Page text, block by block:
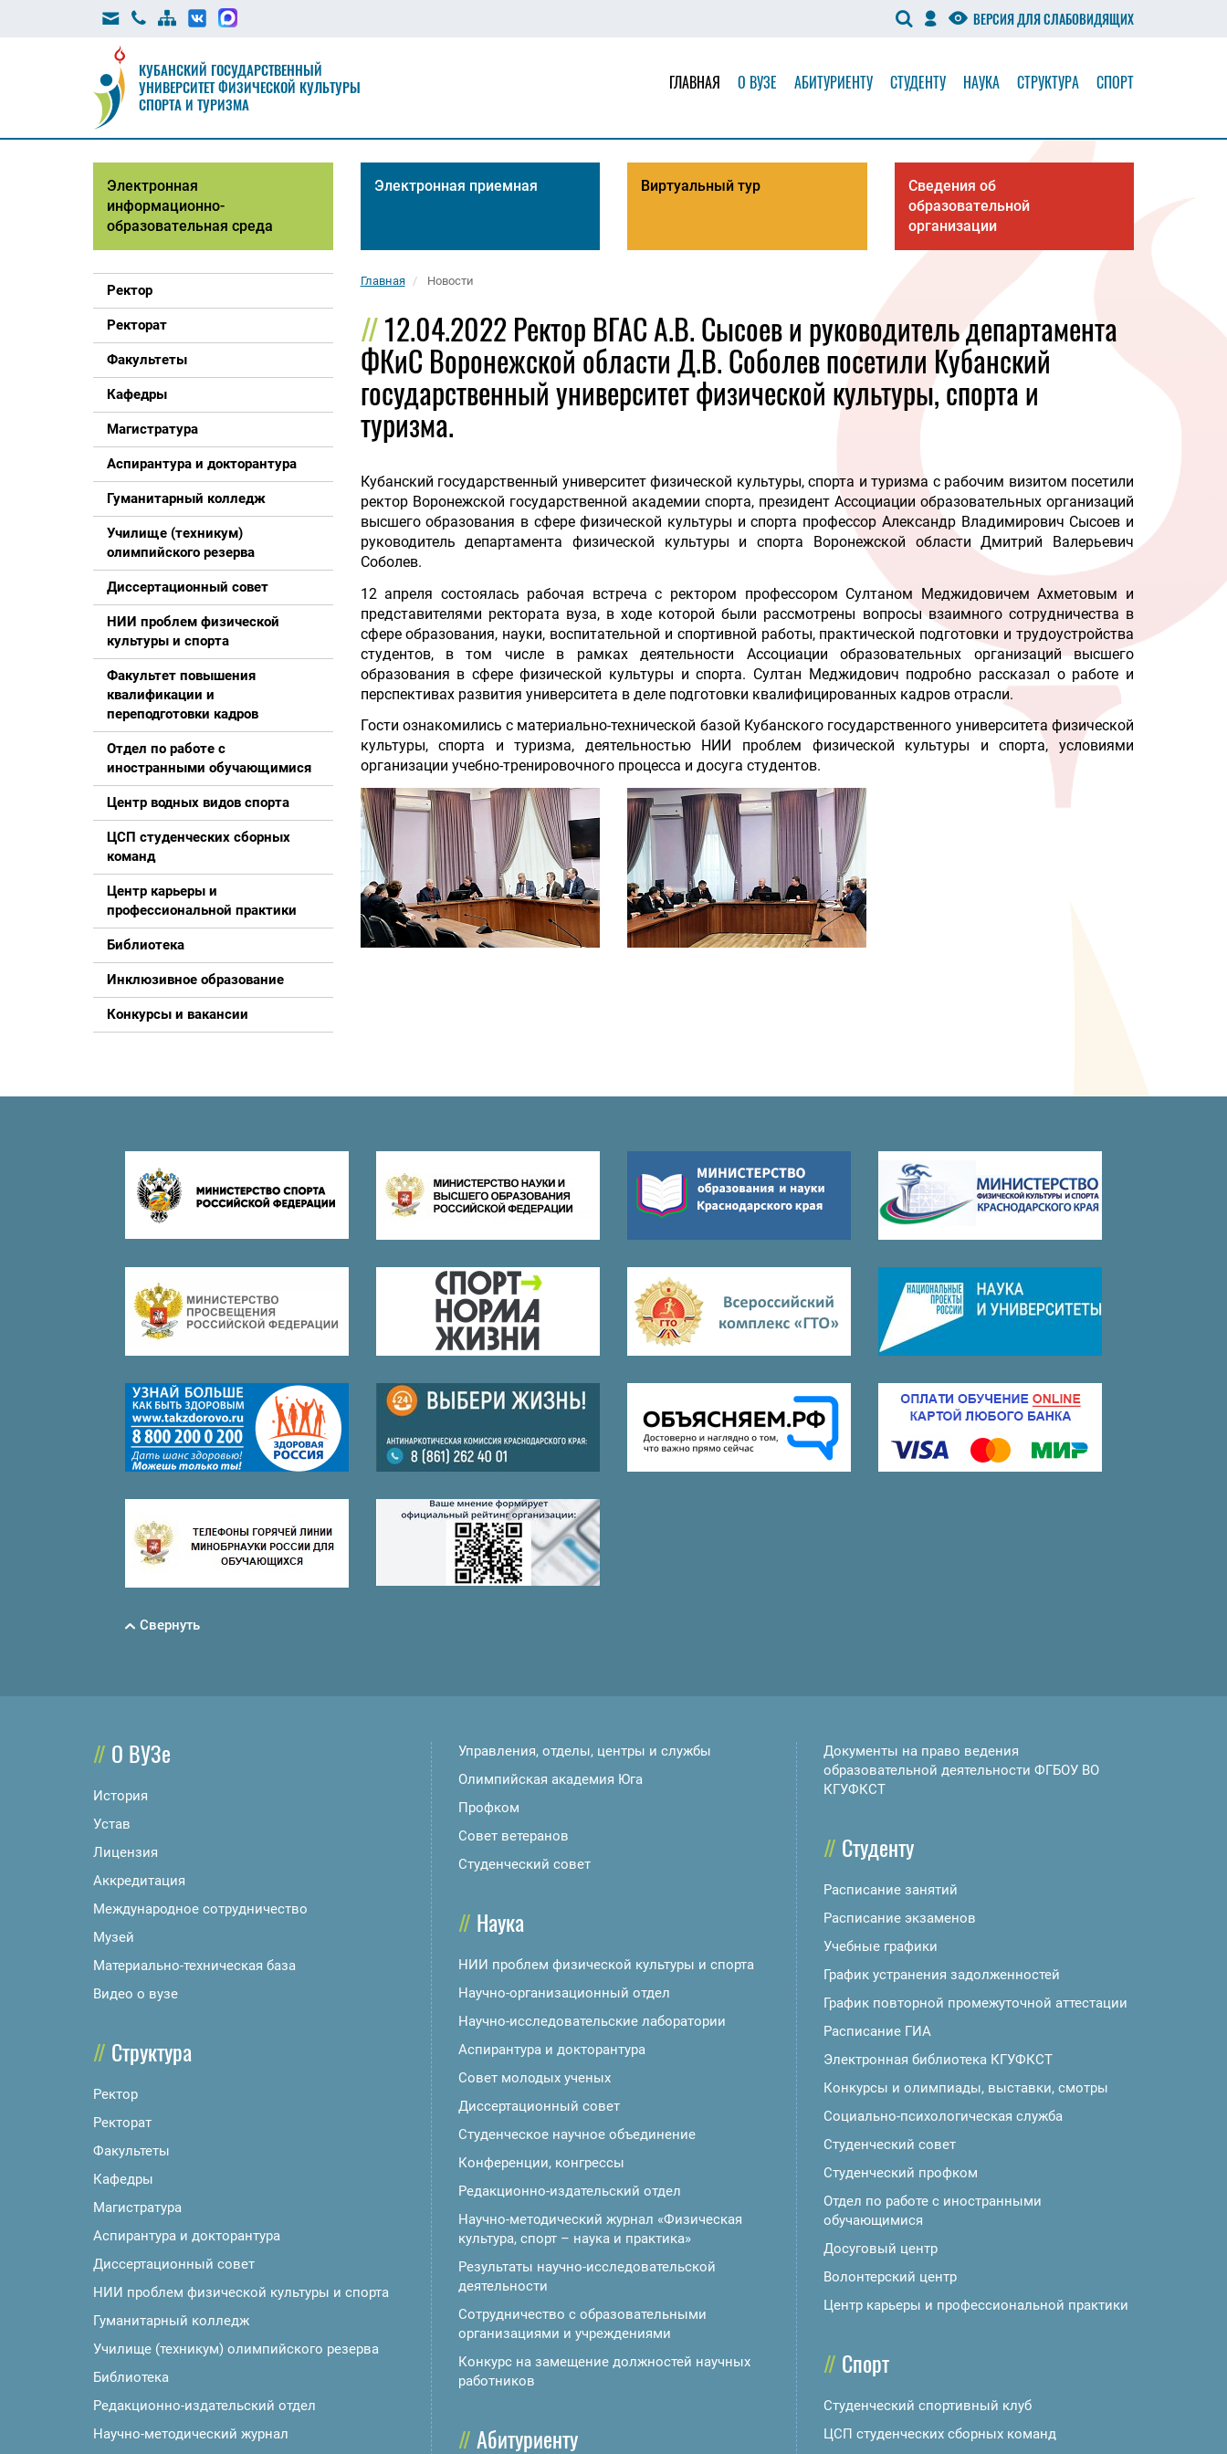
ВЕРСИЯ ДЛЯ СЛАБОВИДЯЩИХ
КУБАНСКИЙ ГОСУДАРСТВЕННЫЙ
УНИВЕРСИТЕТ ФИЗИЧЕСКОЙ КУЛЬТУРЫ
СПОРТА И ТУРИЗМА
ГЛАВНАЯ О ВУЗЕ АБИТУРИЕНТУ СТУДЕНТУ НАУКА СТРУКТУРА СПОРТ
Электронная
информационно-
образовательная среда
Электронная приемная Виртуальный тур
Сведения об
образовательной
организации
Ректор
Ректорат
Факультеты
Кафедры
Магистратура
Аспирантура и докторантура
Гуманитарный колледж
Училище (техникум)
олимпийского резерва
Диссертационный совет
НИИ проблем физической
культуры и спорта
Факультет повышения
квалификации и
переподготовки кадров
Отдел по работе с
иностранными обучающимися
Центр водных видов спорта
ЦСП студенческих сборных
команд
Центр карьеры и
профессиональной практики
Библиотека
Инклюзивное образование
Конкурсы и вакансии
Главная Новости
12.04.2022 Ректор ВГАС А.В. Сысоев и руководитель департамента
ФКиС Воронежской области Д.В. Соболев посетили Кубанский
государственный университет физической культуры, спорта и
туризма.
Кубанский государственный университет физической культуры, спорта и туризма c рабочим визитом посетили
ректор Воронежской государственной академии спорта, президент Ассоциации образовательных организаций
высшего образования в сфере физической культуры и спорта профессор Александр Владимирович Сысоев и
руководитель департамента физической культуры и спорта Воронежской области Дмитрий Валерьевич
Соболев.
12 апреля состоялась рабочая встреча с ректором профессором Султаном Меджидовичем Ахметовым и
представителями ректората вуза, в ходе которой были рассмотрены вопросы взаимного сотрудничества в
сфере образования, науки, воспитательной и спортивной работы, практической подготовки и трудоустройства
студентов, в том числе в рамках деятельности Ассоциации образовательных организаций высшего
образования в сфере физической культуры и спорта. Султан Меджидович подробно рассказал о работе и
перспективах развития университета в деле подготовки квалифицированных кадров отрасли.
Гости ознакомились с материально-технической базой Кубанского государственного университета физической
культуры, спорта и туризма, деятельностью НИИ проблем физической культуры и спорта, условиями
организации учебно-тренировочного процесса и досуга студентов.
Свернуть
О ВУЗе
История
Устав
Лицензия
Аккредитация
Международное сотрудничество
Музей
Материально-техническая база
Видео о вузе
Структура
Ректор
Ректорат
Факультеты
Кафедры
Магистратура
Аспирантура и докторантура
Диссертационный совет
НИИ проблем физической культуры и спорта
Гуманитарный колледж
Училище (техникум) олимпийского резерва
Библиотека
Редакционно-издательский отдел
Научно-методический журнал
Управления, отделы, центры и службы
Олимпийская академия Юга
Профком
Совет ветеранов
Студенческий совет
Наука
НИИ проблем физической культуры и спорта
Научно-организационный отдел
Научно-исследовательские лаборатории
Аспирантура и докторантура
Совет молодых ученых
Диссертационный совет
Студенческое научное объединение
Конференции, конгрессы
Редакционно-издательский отдел
Научно-методический журнал «Физическая
культура, спорт – наука и практика»
Результаты научно-исследовательской
деятельности
Сотрудничество с образовательными
организациями и учреждениями
Конкурс на замещение должностей научных
работников
Абитуриенту
Документы на право ведения
образовательной деятельности ФГБОУ ВО
КГУФКСТ
Студенту
Расписание занятий
Расписание экзаменов
Учебные графики
График устранения задолженностей
График повторной промежуточной аттестации
Расписание ГИА
Электронная библиотека КГУФКСТ
Конкурсы и олимпиады, выставки, смотры
Социально-психологическая служба
Студенческий совет
Студенческий профком
Отдел по работе с иностранными
обучающимися
Досуговый центр
Волонтерский центр
Центр карьеры и профессиональной практики
Спорт
Студенческий спортивный клуб
ЦСП студенческих сборных команд